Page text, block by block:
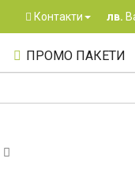
Контакти лв.
ПРОМО ПАКЕТИ